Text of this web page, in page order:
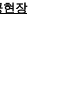
장